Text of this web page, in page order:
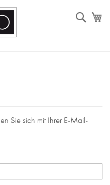
Sie sich mit Ihrer E-Mail-